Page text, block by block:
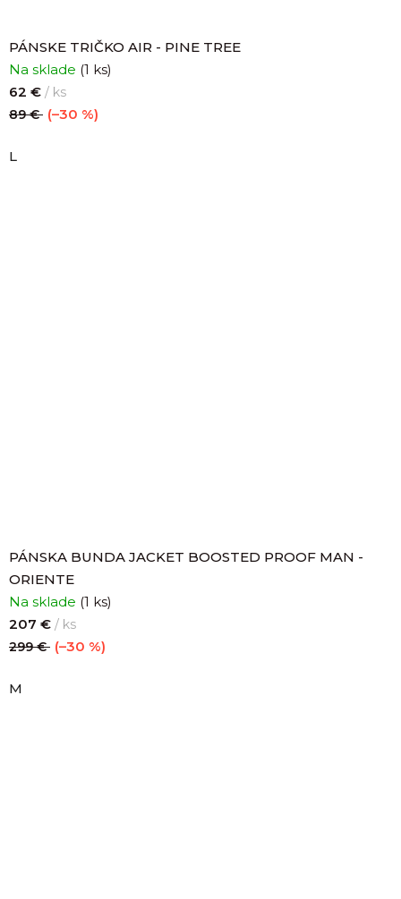
PÁNSKE TRIČKO AIR - PINE TREE
Na sklade (1 ks)
62 € / ks
89 € (–30 %)
L
PÁNSKA BUNDA JACKET BOOSTED PROOF MAN -
ORIENTE
Na sklade (1 ks)
207 € / ks
299 € (–30 %)
M